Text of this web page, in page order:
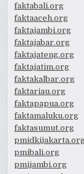
faktabali.org
faktaaceh.org
faktajambi.org
faktajabar.org
faktajateng.org
faktajatim.org
faktakalbar.org
faktariau.org
faktapapua.org
faktamaluku.org
faktasumut.org
pmibali.org
pmijambi.org